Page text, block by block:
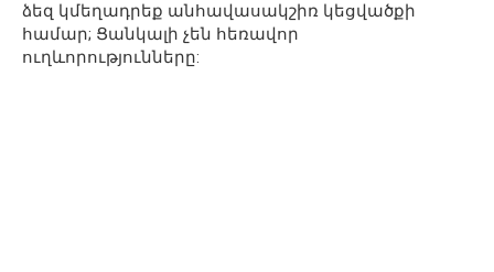
ձեզ կմեղադրեք անհավասակշիռ կեցվածքի
համար; Ցանկալի չեն հեռավոր
ուղևորությունները: